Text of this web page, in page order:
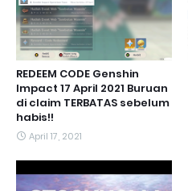
REDEEM CODE Genshin
Impact 17 April 2021 Buruan
di claim TERBATAS sebelum
habis!!
April 17, 2021